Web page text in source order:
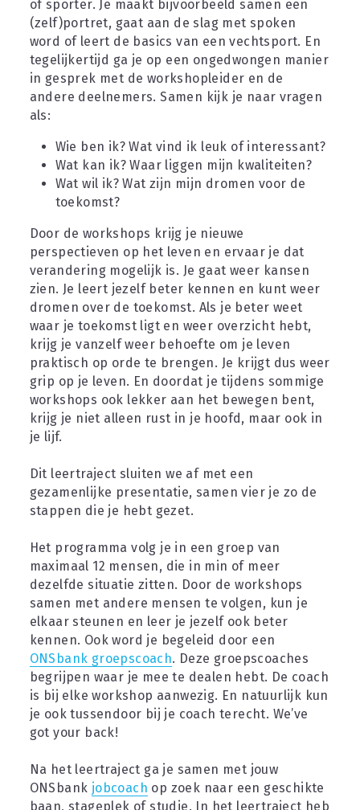
of sporter. Je maakt bijvoorbeeld samen een
(zelf)portret, gaat aan de slag met spoken
word of leert de basics van een vechtsport. En
tegelijkertijd ga je op een ongedwongen manier
in gesprek met de workshopleider en de
andere deelnemers. Samen kijk je naar vragen
als:
Wie ben ik? Wat vind ik leuk of interessant?
Wat kan ik? Waar liggen mijn kwaliteiten?
Wat wil ik? Wat zijn mijn dromen voor de
toekomst?
Door de workshops krijg je nieuwe
perspectieven op het leven en ervaar je dat
verandering mogelijk is. Je gaat weer kansen
zien. Je leert jezelf beter kennen en kunt weer
dromen over de toekomst. Als je beter weet
waar je toekomst ligt en weer overzicht hebt,
krijg je vanzelf weer behoefte om je leven
praktisch op orde te brengen. Je krijgt dus weer
grip op je leven. En doordat je tijdens sommige
workshops ook lekker aan het bewegen bent,
krijg je niet alleen rust in je hoofd, maar ook in
je lijf.
Dit leertraject sluiten we af met een
gezamenlijke presentatie, samen vier je zo de
stappen die je hebt gezet.
Het programma volg je in een groep van
maximaal 12 mensen, die in min of meer
dezelfde situatie zitten. Door de workshops
samen met andere mensen te volgen, kun je
elkaar steunen en leer je jezelf ook beter
ONSbank groepscoach. Deze groepscoaches
begrijpen waar je mee te dealen hebt. De coach
is bij elke workshop aanwezig. En natuurlijk kun
je ook tussendoor bij je coach terecht. We’ve
got your back!
Na het leertraject ga je samen met jouw
ONSbank jobcoach op zoek naar een geschikte
baan, stageplek of studie. In het leertraject heb